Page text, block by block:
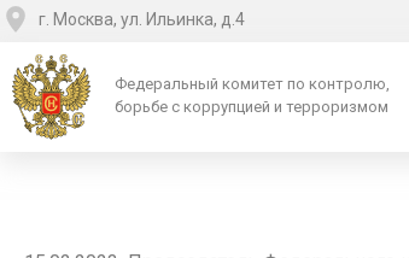
г. Москва, ул. Ильинка, д.4
Федеральный комитет по контролю,
борьбе с коррупцией и терроризмом